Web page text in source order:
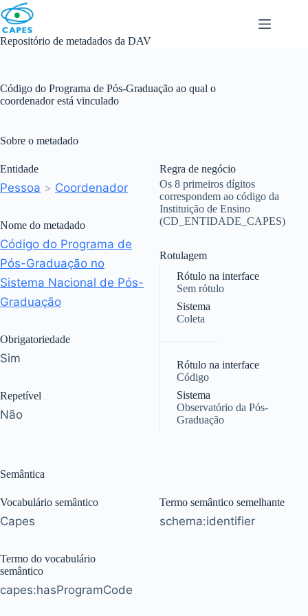
Skip
to
content
Repositório de metadados da DAV
Código do Programa de Pós-Graduação ao qual o
coordenador está vinculado
Sobre o metadado
Entidade
Pessoa > Coordenador
Nome do metadado
Código do Programa de
Pós-Graduação no
Sistema Nacional de Pós-
Graduação
Obrigatoriedade
Sim
Repetível
Não
Regra de negócio
Os 8 primeiros dígitos
correspondem ao código da
Instituição de Ensino
(CD_ENTIDADE_CAPES)
Rotulagem
Rótulo na interface
Sem rótulo
Sistema
Coleta
Rótulo na interface
Código
Sistema
Observatório da Pós-
Graduação
Semântica
Vocabulário semântico
Capes
Termo do vocabulário
semântico
capes:hasProgramCode
Termo semântico semelhante
schema:identifier